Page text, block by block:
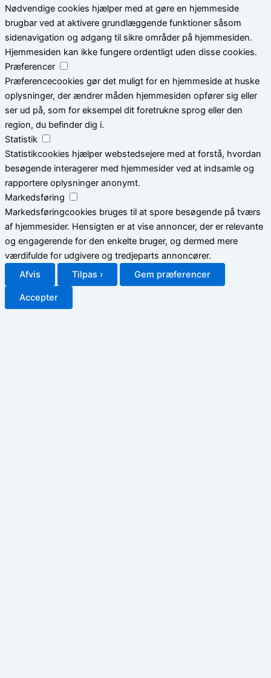
Nødvendige cookies hjælper med at gøre en hjemmeside
brugbar ved at aktivere grundlæggende funktioner såsom
sidenavigation og adgang til sikre områder på hjemmesiden.
Hjemmesiden kan ikke fungere ordentligt uden disse cookies.
Præferencer
Præferencecookies gør det muligt for en hjemmeside at huske
oplysninger, der ændrer måden hjemmesiden opfører sig eller
ser ud på, som for eksempel dit foretrukne sprog eller den
region, du befinder dig i.
Statistik
Statistikcookies hjælper webstedsejere med at forstå, hvordan
besøgende interagerer med hjemmesider ved at indsamle og
rapportere oplysninger anonymt.
Markedsføring
Markedsføringcookies bruges til at spore besøgende på tværs
af hjemmesider. Hensigten er at vise annoncer, der er relevante
og engagerende for den enkelte bruger, og dermed mere
værdifulde for udgivere og tredjeparts annoncører.
Afvis
Tilpas › Gem præferencer
Accepter